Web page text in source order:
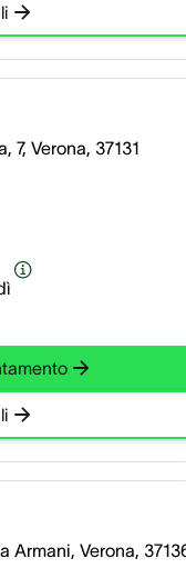
7, Verona, 37131
Armani, Verona,